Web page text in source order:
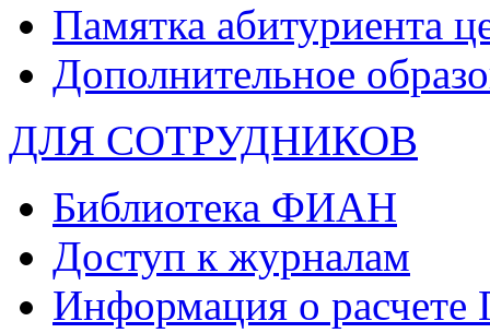
Памятка абитуриента
Дополнительное
ДЛЯ СОТРУДНИКОВ
Библиотека ФИАН
Доступ к журналам
Информация о